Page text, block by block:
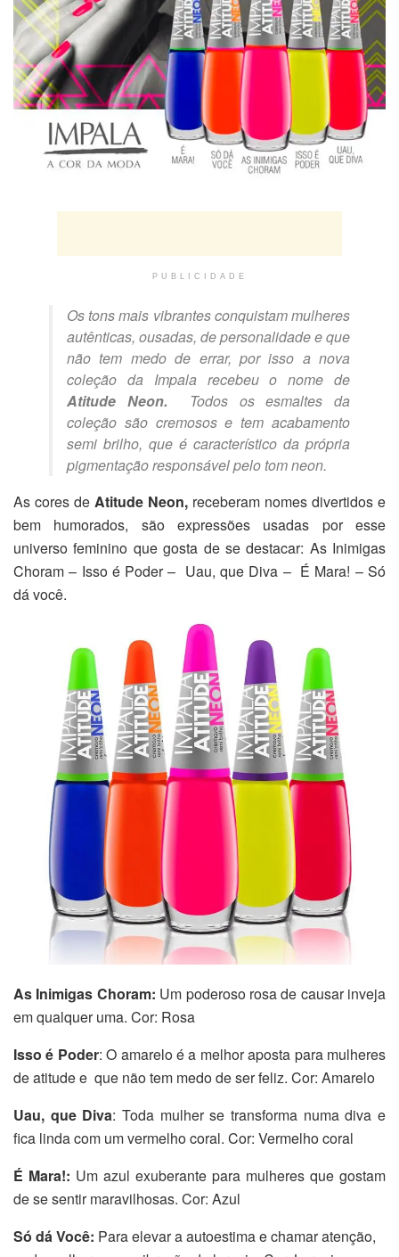
PUBLICIDADE
Os tons mais vibrantes conquistam mulheres
autênticas, ousadas, de personalidade e que
não tem medo de errar, por isso a nova
coleção da Impala recebeu o nome de
Atitude Neon. Todos os esmaltes da
coleção são cremosos e tem acabamento
semi brilho, que é característico da própria
pigmentação responsável pelo tom neon.
As cores de Atitude Neon, receberam nomes divertidos e
bem humorados, são expressões usadas por esse
universo feminino que gosta de se destacar: As Inimigas
Choram – Isso é Poder – Uau, que Diva – É Mara! – Só
dá você.
As Inimigas Choram: Um poderoso rosa de causar inveja
em qualquer uma. Cor: Rosa
Isso é Poder: O amarelo é a melhor aposta para mulheres
de atitude e que não tem medo de ser feliz. Cor: Amarelo
Uau, que Diva: Toda mulher se transforma numa diva e
fica linda com um vermelho coral. Cor: Vermelho coral
É Mara!: Um azul exuberante para mulheres que gostam
de se sentir maravilhosas. Cor: Azul
Só dá Você: Para elevar a autoestima e chamar atenção,